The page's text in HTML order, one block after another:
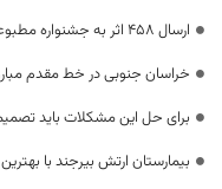
ارسال 458 اثر به جشنواره مطبوعات و خبرگزاری‌های خراسان جنوبی
خراسان جنوبی در خط مقدم
برای حل این مشکلات باید
بیمارستان ارتش بیرجند با